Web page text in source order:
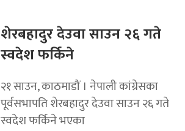
शेरबहादुर देउवा साउन २६ गते
स्वदेश फर्किने
२१ साउन, काठमाडौं । नेपाली कांग्रेसका
पूर्वसभापति शेरबहादुर देउवा साउन २६ गते
स्वदेश फर्किने भएका